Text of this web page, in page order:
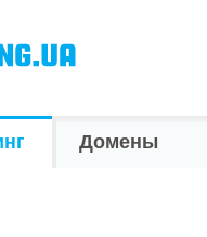
Домены